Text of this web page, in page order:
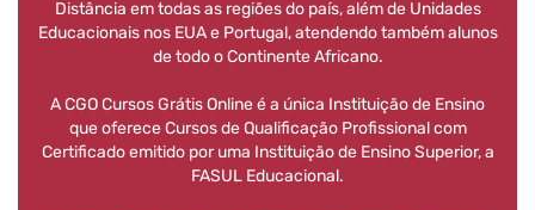
Distância em todas as regiões do país, além de Unidades
Educacionais nos EUA e Portugal, atendendo também alunos
de todo o Continente Africano.
A CGO Cursos Grátis Online é a única Instituição de Ensino
que oferece Cursos de Qualificação Profissional com
Certificado emitido por uma Instituição de Ensino Superior, a
FASUL Educacional.